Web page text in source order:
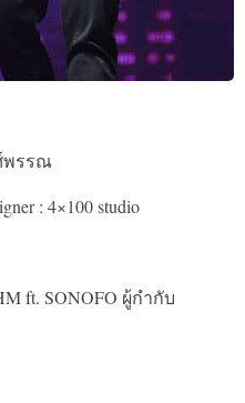
พรรณ
: 4×100 studio
ft. SONOFO ผู้กำกับ